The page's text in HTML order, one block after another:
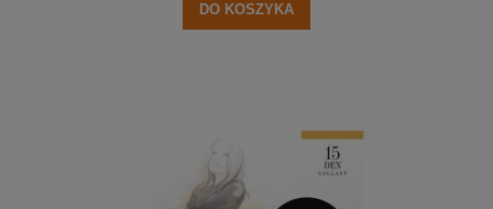
DO KOSZYKA